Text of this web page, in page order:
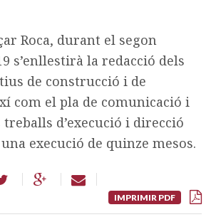
Roca, durant el segon
s’enllestirà la redacció dels
de construcció i de
com el pla de comunicació i
treballs d’execució i direcció
execució de quinze mesos.
IMPRIMIR PDF